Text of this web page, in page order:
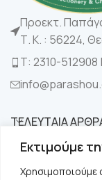
Εκτιμούμε
Χρησιμοποιούμε
Προεκτ.
Τ. Κ. : 56224,
Τ: 2310-512908
ΤΕΛΕΥΤΑΙΑ
ΚΑΤΗΓΟΡΙΕΣ